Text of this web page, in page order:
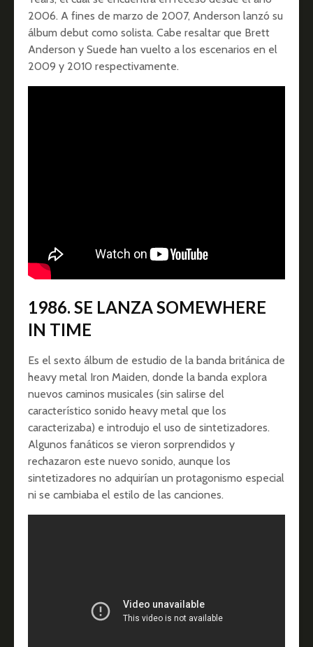
2006. A fines de marzo de 2007, Anderson lanzó su
álbum debut como solista. Cabe resaltar que Brett
Anderson y Suede han vuelto a los escenarios en el
2009 y 2010 respectivamente.
1986. SE LANZA SOMEWHERE
IN TIME
Es el sexto álbum de estudio de la banda británica de
heavy metal Iron Maiden, donde la banda explora
nuevos caminos musicales (sin salirse del
característico sonido heavy metal que los
caracterizaba) e introdujo el uso de sintetizadores.
Algunos fanáticos se vieron sorprendidos y
rechazaron este nuevo sonido, aunque los
sintetizadores no adquirían un protagonismo especial
ni se cambiaba el estilo de las canciones.